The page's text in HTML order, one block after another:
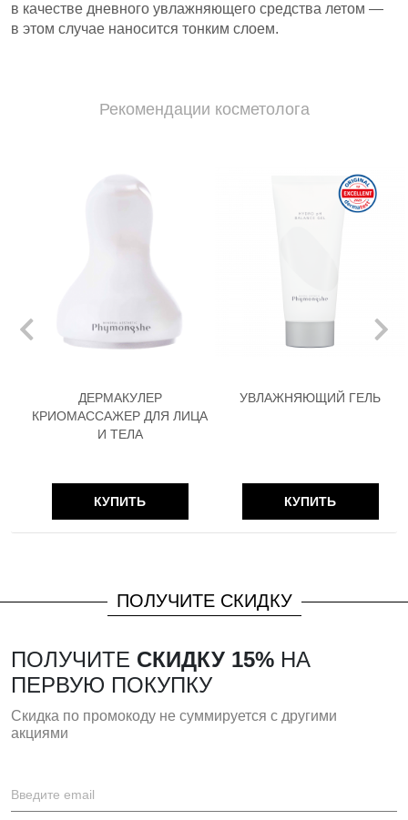
в качестве дневного увлажняющего средства летом —
в этом случае наносится тонким слоем.
Рекомендации косметолога
ДЕРМАКУЛЕР
КРИОМАССАЖЕР ДЛЯ ЛИЦА
И ТЕЛА
КУПИТЬ
УВЛАЖНЯЮЩИЙ ГЕЛЬ
КУПИТЬ
ПОЛУЧИТЕ СКИДКУ
ПОЛУЧИТЕ СКИДКУ 15% НА
ПЕРВУЮ ПОКУПКУ
Скидка по промокоду не суммируется с другими
акциями